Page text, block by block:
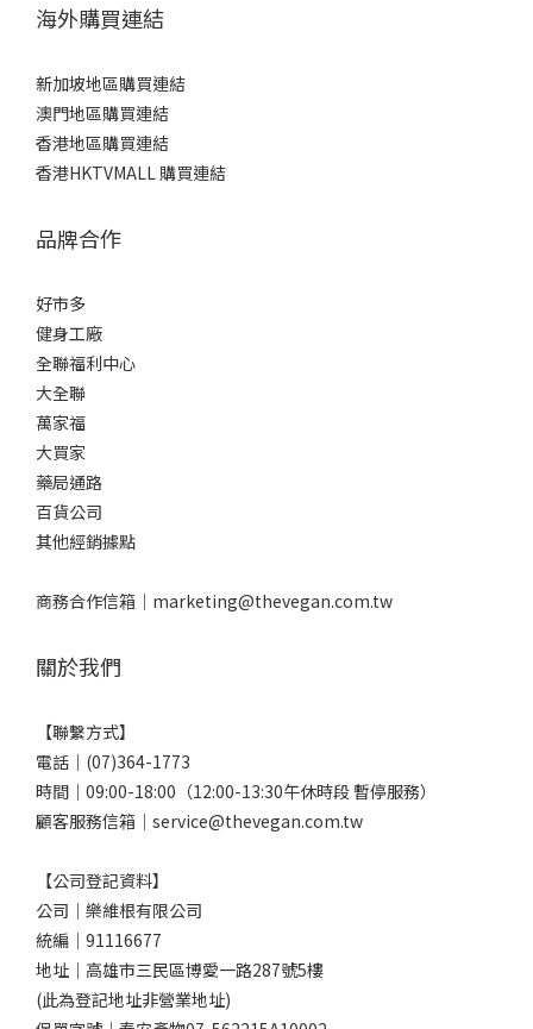
海外購買連結
新加坡地區購買連結
澳門地區購買連結
香港地區購買連結
香港HKTVMALL 購買連結
品牌合作
好市多
健身工廠
全聯福利中心
大全聯
萬家福
大買家
藥局通路
百貨公司
其他經銷據點
商務合作信箱｜ marketing@thevegan.com.tw
關於我們
【聯繫方式】
電話｜(07)364-1773
時間｜09:00-18:00（12:00-13:30午休時段 暫停服務）
顧客服務信箱｜service@thevegan.com.tw
【公司登記資料】
公司｜樂維根有限公司
統編｜91116677
地址｜高雄市三民區博愛一路287號5樓
(此為登記地址非營業地址)